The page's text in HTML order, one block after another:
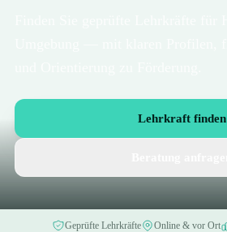
Lehrkraft finden
Geprüfte Lehrkräfte Online & vor Ort